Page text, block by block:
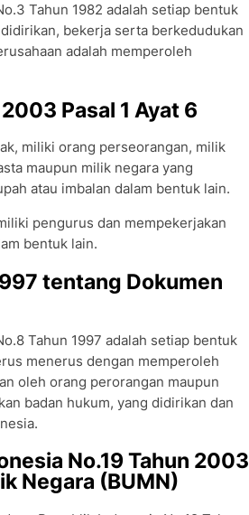
Tahun 1982 adalah setiap bentuk
bekerja serta berkedudukan
adalah memperoleh
Pasal 1 Ayat 6
miliki orang perseorangan, milik
maupun milik negara yang
atau imbalan dalam bentuk lain.
pengurus dan mempekerjakan
bentuk lain.
tentang Dokumen
Tahun 1997 adalah setiap bentuk
menerus dengan memperoleh
oleh orang perorangan maupun
badan hukum, yang didirikan dan
No.19 Tahun 2003
Negara (BUMN)